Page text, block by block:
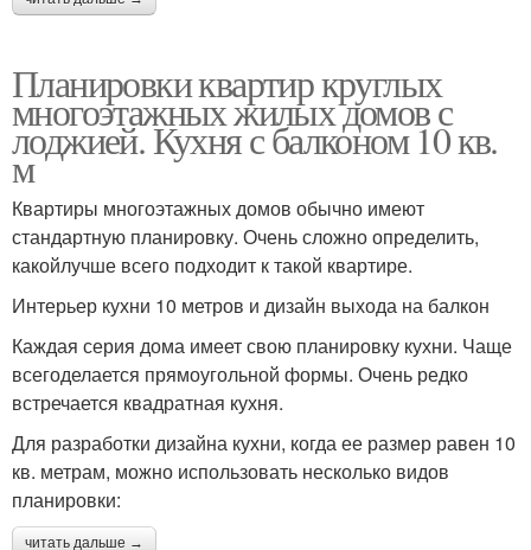
Планировки квартир круглых
многоэтажных жилых домов с
лоджией. Кухня с балконом 10 кв.
м
Квартиры многоэтажных домов обычно имеют
стандартную планировку. Очень сложно определить,
какойлучше всего подходит к такой квартире.
Интерьер кухни 10 метров и дизайн выхода на балкон
Каждая серия дома имеет свою планировку кухни. Чаще
всегоделается прямоугольной формы. Очень редко
встречается квадратная кухня.
Для разработки дизайна кухни, когда ее размер равен 10
кв. метрам, можно использовать несколько видов
планировки:
читать дальше →